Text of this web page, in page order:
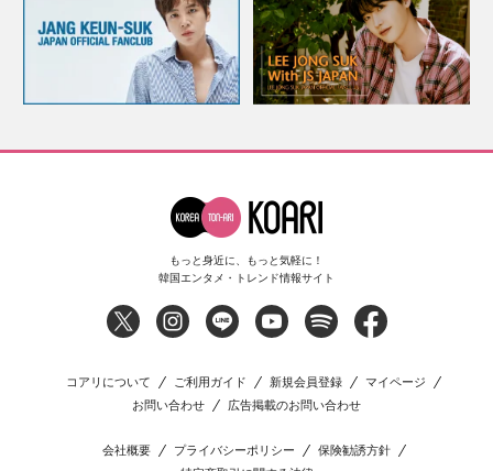
もっと身近に、もっと気軽に！
韓国エンタメ・トレンド情報サイト
コアリについて ご利用ガイド 新規会員登録
マイページ
お問い合わせ
広告掲載のお問い合わせ
会社概要 プライバシーポリシー
保険勧誘方針